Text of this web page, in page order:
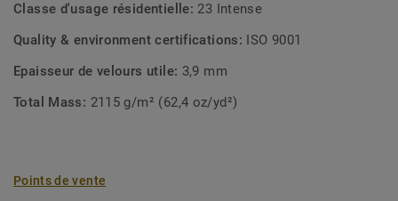
Classe d'usage résidentielle: 23 Intense
Quality & environment certifications: ISO 9001
Epaisseur de velours utile: 3,9 mm
Total Mass: 2115 g/m² (62,4 oz/yd²)
Points de vente